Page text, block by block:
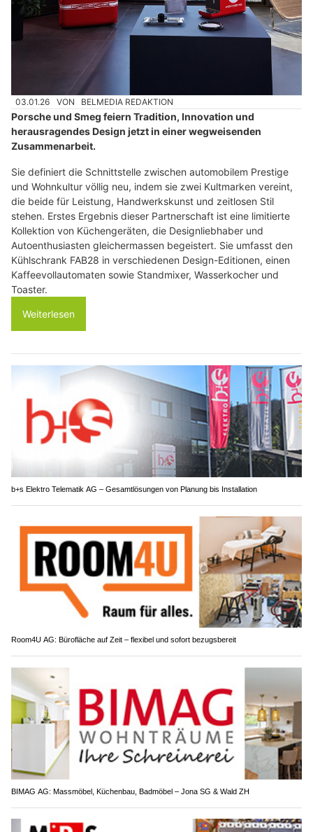
03.01.26 VON BELMEDIA REDAKTION
Porsche und Smeg feiern Tradition, Innovation und
herausragendes Design jetzt in einer wegweisenden
Zusammenarbeit.
Sie definiert die Schnittstelle zwischen automobilem Prestige
und Wohnkultur völlig neu, indem sie zwei Kultmarken vereint,
die beide für Leistung, Handwerkskunst und zeitlosen Stil
stehen. Erstes Ergebnis dieser Partnerschaft ist eine limitierte
Kollektion von Küchengeräten, die Designliebhaber und
Autoenthusiasten gleichermassen begeistert. Sie umfasst den
Kühlschrank FAB28 in verschiedenen Design-Editionen, einen
Kaffeevollautomaten sowie Standmixer, Wasserkocher und
Toaster.
Weiterlesen
b+s Elektro Telematik AG – Gesamtlösungen von Planung bis Installation
Room4U AG: Bürofläche auf Zeit – flexibel und sofort bezugsbereit
BIMAG AG: Massmöbel, Küchenbau, Badmöbel – Jona SG & Wald ZH